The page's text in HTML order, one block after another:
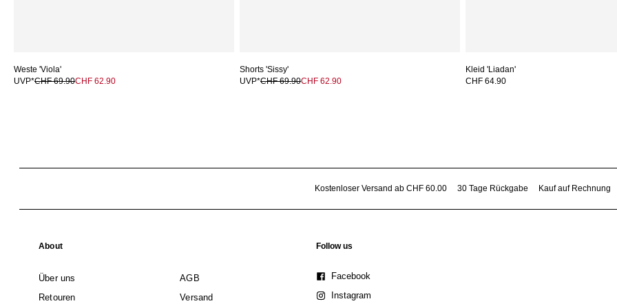
Weste 'Viola'
UVP*CHF 69.90CHF 62.90
Shorts 'Sissy'
UVP*CHF 69.90CHF 62.90
Kleid 'Liadan'
CHF 64.90
Kostenloser Versand ab CHF 60.00 30 Tage Rückgabe Kauf auf Rechnung
About
Über uns
AGB
Retouren
Versand
Follow us
Facebook
Instagram